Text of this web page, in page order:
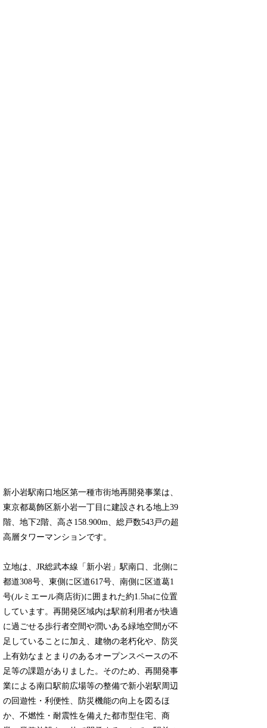
新小岩駅南口地区第一種市街地再開発事業は、
東京都葛飾区新小岩一丁目に建設される地上39
階、地下2階、高さ158.900m、総戸数543戸の超
高層タワーマンションです。
立地は、JR総武本線「新小岩」駅南口、北側に
都道308号、東側に区道617号、南側に区道葛1
号(ルミエール商店街)に囲まれた約1.5haに位置
しています。再開発区域内は駅前利用者が快適
に過ごせる歩行者空間や潤いある緑地空間が不
足していることに加え、建物の老朽化や、防災
上有効なまとまりのあるオープンスペースの不
足等の課題がありました。そのため、再開発事
業による南口駅前広場等の整備で新小岩駅周辺
の回遊性・利便性、防災機能の向上を図るほ
か、不燃性・耐震性を備えた都市型住宅、商